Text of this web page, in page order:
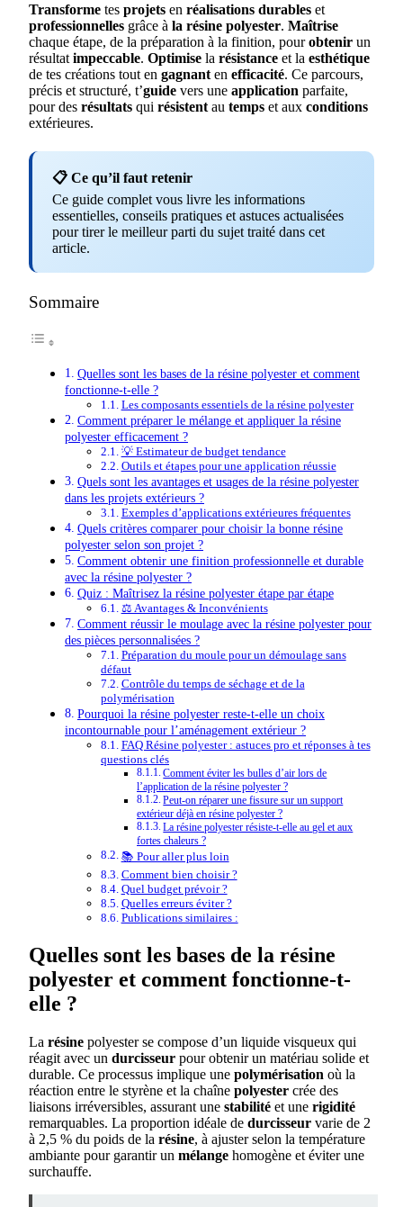
Transforme tes projets en réalisations durables et
professionnelles grâce à la résine polyester. Maîtrise
chaque étape, de la préparation à la finition, pourobtenir un
résultat impeccable. Optimise la résistance et la esthétique
de tes créations tout en gagnant en efficacité. Ce parcours,
précis et structuré, t’guide vers une application parfaite,
pour des résultats qui résistent au temps et aux conditions
extérieures.
📋 Ce qu’il faut retenir
Ce guide complet vous livre les informations
essentielles, conseils pratiques et astuces actualisées
pour tirer le meilleur parti du sujet traité dans cet
article.
Sommaire
Quelles sont les bases de la résine polyester et comment
fonctionne-t-elle ?
Les composants essentiels de la résine polyester
Comment préparer le mélange et appliquer la résine
polyester efficacement ?
💡 Estimateur de budget tendance
Outils et étapes pour une application réussie
Quels sont les avantages et usages de la résine polyester
dans les projets extérieurs ?
Exemples d’applications extérieures fréquentes
Quels critères comparer pour choisir la bonne résine
polyester selon son projet ?
Comment obtenir une finition professionnelle et durable
avec la résine polyester ?
Quiz : Maîtrisez la résine polyester étape par étape
⚖️ Avantages & Inconvénients
Comment réussir le moulage avec la résine polyester pour
des pièces personnalisées ?
Préparation du moule pour un démoulage sans
défaut
Contrôle du temps de séchage et de la
polymérisation
Pourquoi la résine polyester reste-t-elle un choix
incontournable pour l’aménagement extérieur ?
FAQ Résine polyester : astuces pro et réponses à tes
questions clés
Comment éviter les bulles d’air lors de
l’application de la résine polyester ?
Peut-on réparer une fissure sur un support
extérieur déjà en résine polyester ?
La résine polyester résiste-t-elle au gel et aux
fortes chaleurs ?
📚 Pour aller plus loin
Comment bien choisir ?
Quel budget prévoir ?
Quelles erreurs éviter ?
Publications similaires :
Quelles sont les bases de la résine
polyester et comment fonctionne-t-
elle ?
La résine polyester se compose d’un liquide visqueux qui
réagit avec un durcisseur pour obtenir un matériau solide et
durable. Ce processus implique une polymérisation où la
réaction entre le styrène et la chaîne polyester crée des
liaisons irréversibles, assurant une stabilité et une rigidité
remarquables. La proportion idéale de durcisseur varie de 2
à 2,5 % du poids de la résine, à ajuster selon la température
ambiante pour garantir un mélange homogène et éviter une
surchauffe.